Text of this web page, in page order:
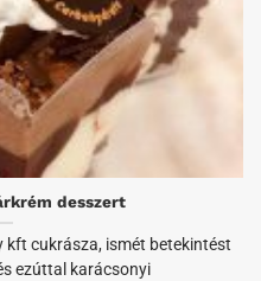
desszert
kft cukrásza, ismét betekintést
ezúttal karácsonyi